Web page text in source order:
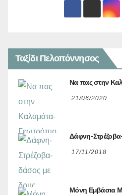
Ταξίδι Πελοπόννησος
Να πας στην
21/06/2020
Δάφνη-
17/11/2018
Μόνη Εμβάσια